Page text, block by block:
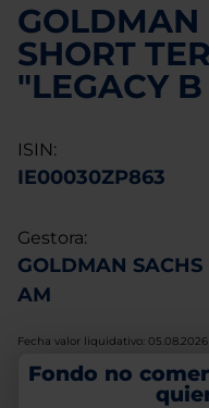
GOLDMAN
SHORT
"LEGACY
ISIN:
IE00030ZP863
Gestora:
GOLDMAN SACHS
AM
Fecha valor liquidativo: 05.08.2026
Fondo no